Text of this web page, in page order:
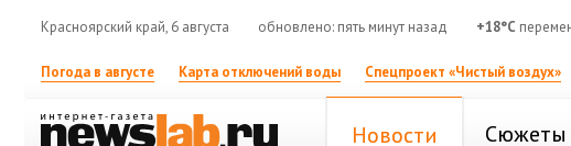
Красноярский край, 6 августа обновлено: пять минут назад +18°C
Погода в августе Карта отключений воды Спецпроект «Чистый воздух»
Новости Сюжеты